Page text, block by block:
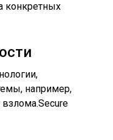
конкретных
например,